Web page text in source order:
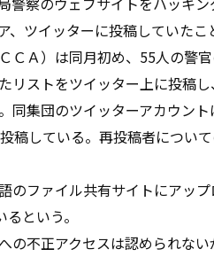
ツイッターに投稿していたこ
ＣＡ）は同月初め、55人の警
リストをツイッター上に投稿
同集団のツイッターアカウン
稿している。再投稿者につい
ファイル共有サイトにアッ
という。
不正アクセスは認められな